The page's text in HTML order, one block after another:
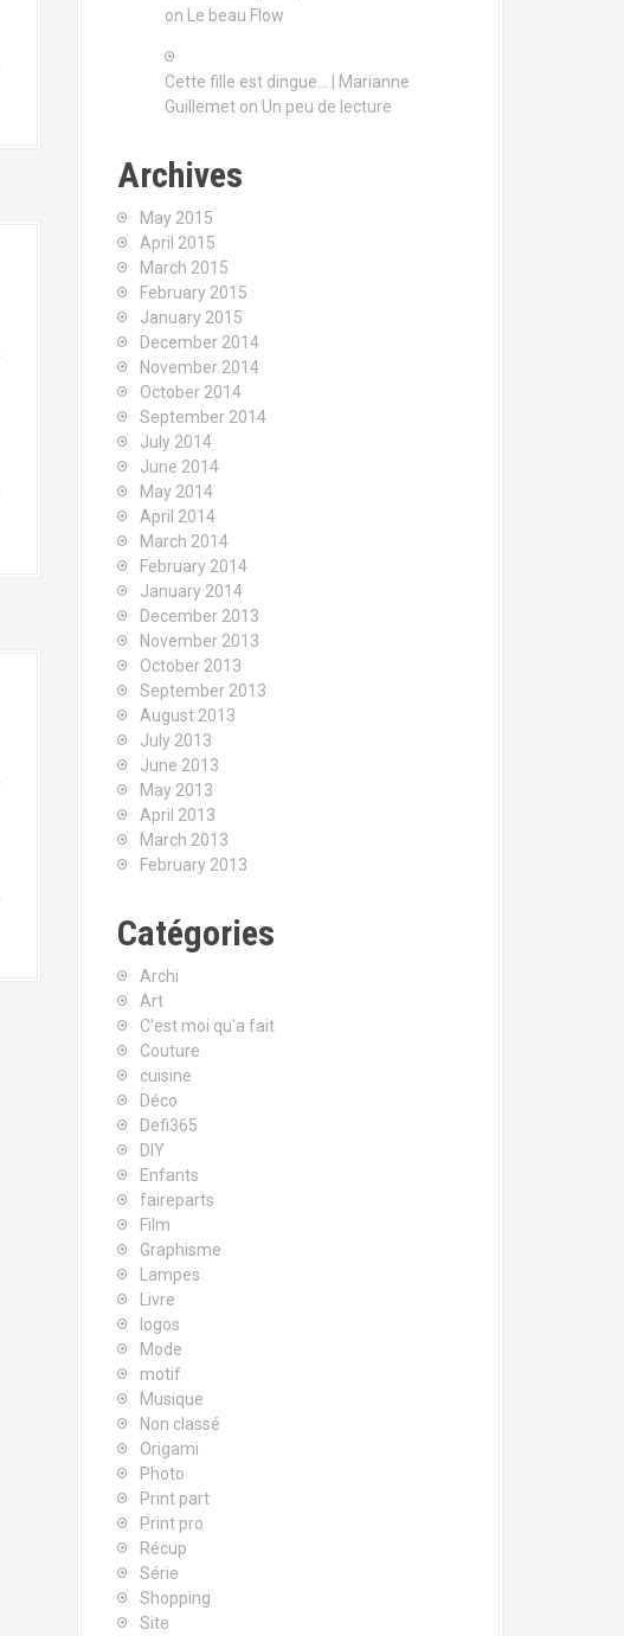
on
Le beau Flow
Cette fille est dingue… | Marianne
Guillemet on Un peu de lecture
Archives
May 2015
April 2015
March 2015
February 2015
January 2015
December 2014
November 2014
October 2014
September 2014
July 2014
June 2014
May 2014
April 2014
March 2014
February 2014
January 2014
December 2013
November 2013
October 2013
September 2013
August 2013
July 2013
June 2013
May 2013
April 2013
March 2013
February 2013
Catégories
Archi
Art
C'est moi qu'a fait
Couture
cuisine
Déco
Defi365
DIY
Enfants
faireparts
Film
Graphisme
Lampes
Livre
logos
Mode
motif
Musique
Non classé
Origami
Photo
Print part
Print pro
Récup
Série
Shopping
Site